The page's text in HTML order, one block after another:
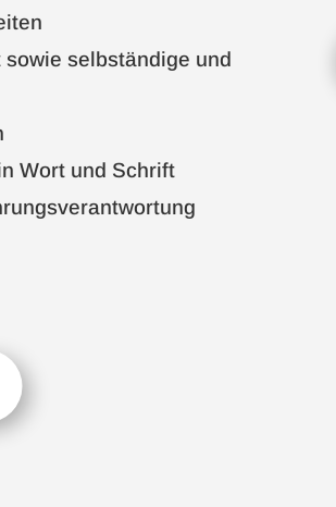
selbständige und
Wort und Schrift